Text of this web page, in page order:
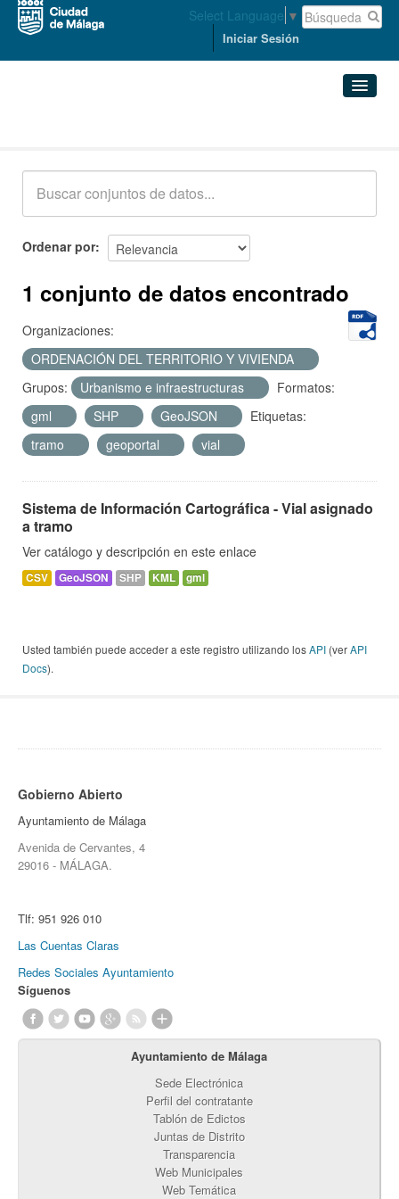
Select Language ▼
Iniciar Sesión
Acerca de
Ordenar por
1 conjunto de datos encontrado
Organizaciones:
ORDENACIÓN DEL TERRITORIO Y VIVIENDA
Grupos:
Urbanismo e infraestructuras
Formatos:
gml
SHP GeoJSON
Etiquetas:
tramo
geoportal vial
Sistema de Información Cartográfica - Vial asignado
a tramo
Ver catálogo y descripción en este enlace
CSV GeoJSON SHP KML gml
Usted también puede acceder a este registro utilizando losAPI (verAPI
Docs).
Gobierno Abierto
Ayuntamiento de Málaga
Avenida de Cervantes, 4
29016 - MÁLAGA.
Tlf: 951 926 010
Las Cuentas Claras
Redes Sociales Ayuntamiento
Síguenos
Ayuntamiento de Málaga
Sede Electrónica
Perfil del contratante
Tablón de Edictos
Juntas de Distrito
Transparencia
Web Municipales
Web Temática